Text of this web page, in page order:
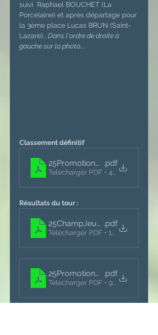
suivi  Raphael BOUCHET (La
Porcelaine) et après départage pour
la 3ème place Lucas BRUN (Saint-
Lazare).. Dans l'ordre de droite à
gauche sur la photo....
Classement définitif
.pdf
Télécharger PDF • 423KB
Résultats du tour :
25ChampJeunesResultatsT4
.pdf
Télécharger PDF • 134KB
25PromotionCupResultatsT4
.pdf
Télécharger PDF • 92KB